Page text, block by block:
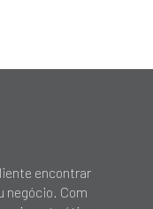
encontrar
negócio. Com